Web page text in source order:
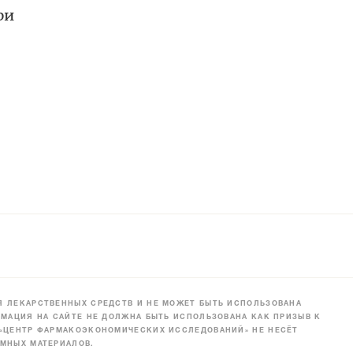
СРЕДСТВ И НЕ МОЖЕТ БЫТЬ ИСПОЛЬЗОВАНА
НА САЙТЕ НЕ ДОЛЖНА БЫТЬ ИСПОЛЬЗОВАНА КАК ПРИЗЫВ К
ФАРМАКОЭКОНОМИЧЕСКИХ ИССЛЕДОВАНИЙ» НЕ НЕСЁТ
МАТЕРИАЛОВ.